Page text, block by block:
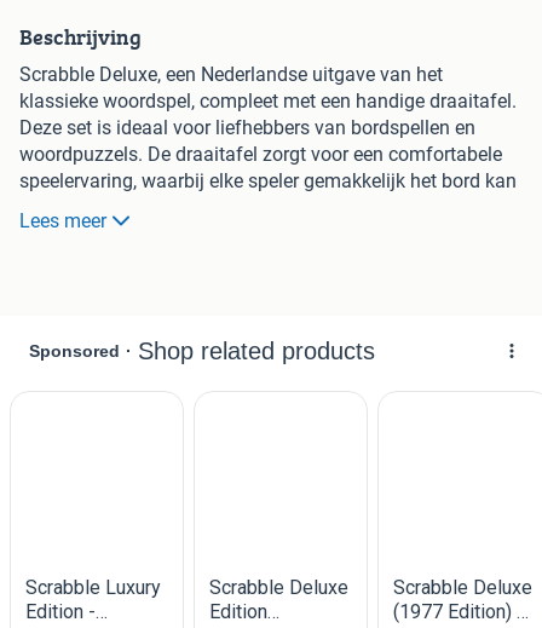
Beschrijving
Scrabble Deluxe, een Nederlandse uitgave van het
klassieke woordspel, compleet met een handige draaitafel.
Deze set is ideaal voor liefhebbers van bordspellen en
woordpuzzels. De draaitafel zorgt voor een comfortabele
speelervaring, waarbij elke speler gemakkelijk het bord kan
bereiken. De set is in gebruikte staat, maar nog steeds
goed voor vele uren speelplezier. Perfect voor gezellige
Lees meer